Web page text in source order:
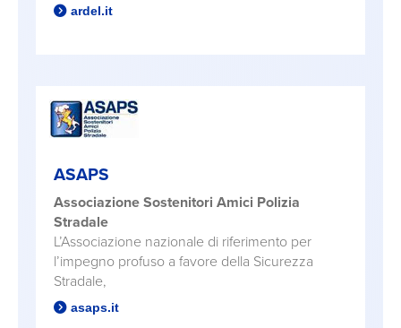
ardel.it
ASAPS
Associazione Sostenitori Amici Polizia
Stradale
L’Associazione nazionale di riferimento per
l’impegno profuso a favore della Sicurezza
Stradale,
asaps.it